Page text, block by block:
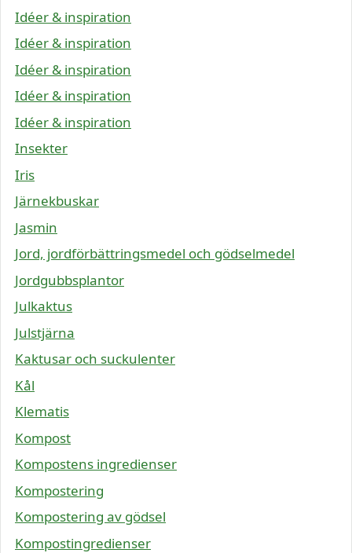
Idéer & inspiration
Idéer & inspiration
Idéer & inspiration
Idéer & inspiration
Idéer & inspiration
Insekter
Iris
Järnekbuskar
Jasmin
Jord, jordförbättringsmedel och gödselmedel
Jordgubbsplantor
Julkaktus
Julstjärna
Kaktusar och suckulenter
Kål
Klematis
Kompost
Kompostens ingredienser
Kompostering
Kompostering av gödsel
Kompostingredienser